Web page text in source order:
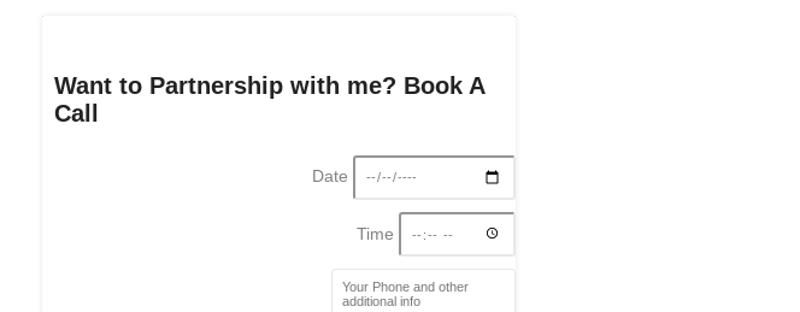
Want to Partnership with me? Book A
Call
Date
Time